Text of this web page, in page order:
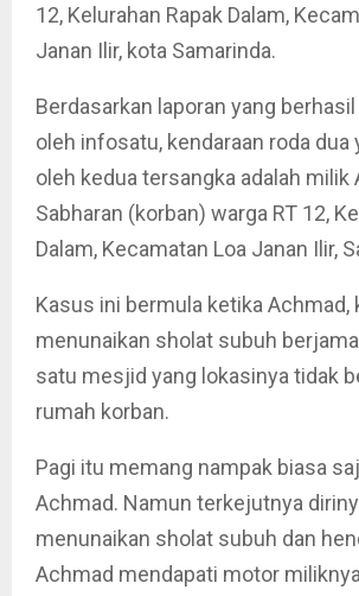
12, Kelurahan Rapak Dalam,
Janan Ilir, kota Samarinda.
Berdasarkan laporan yang
oleh infosatu, kendaraan roda dua
oleh kedua tersangka adalah milik
Sabharan (korban) warga RT 12,
Dalam, Kecamatan Loa Janan Ilir,
Kasus ini bermula ketika Achmad,
menunaikan sholat subuh
satu mesjid yang lokasinya tidak
rumah korban.
Pagi itu memang nampak biasa
Achmad. Namun terkejutnya
menunaikan sholat subuh dan
Achmad mendapati motor